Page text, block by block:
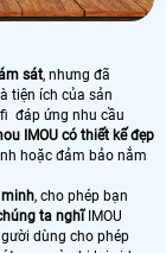
sát, nhưng đã
tiện ích của sản
đáp ứng nhu cầu
IMOU có thiết kế đẹp
hoặc đảm bảo nắm
, cho phép bạn
ta nghĩ IMOU
dùng cho phép